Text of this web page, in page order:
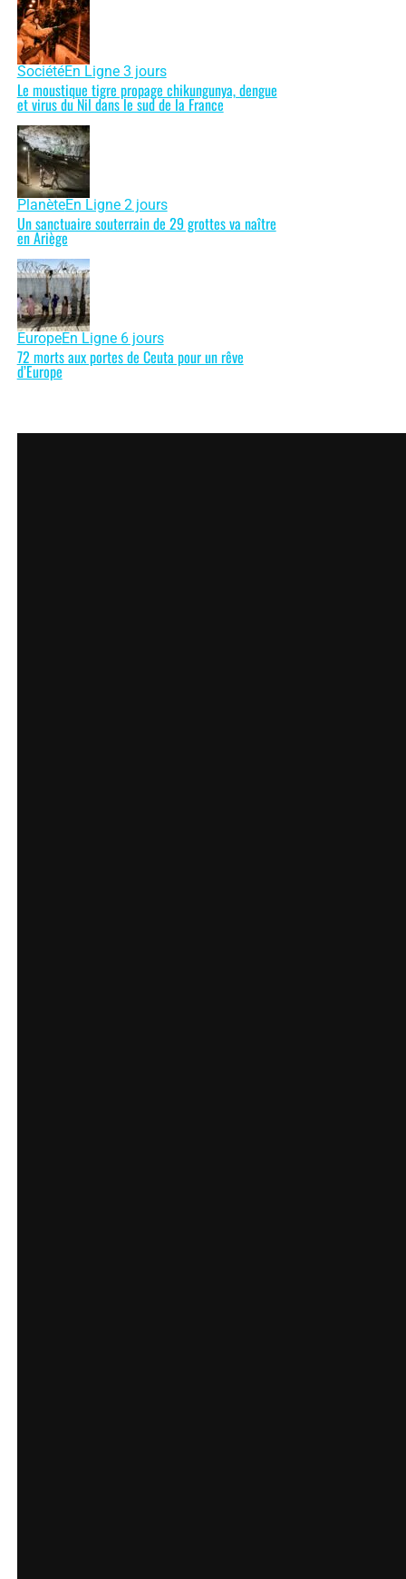
SociétéEn Ligne 3 jours
Le moustique tigre propage chikungunya, dengue
et virus du Nil dans le sud de la France
PlanèteEn Ligne 2 jours
Un sanctuaire souterrain de 29 grottes va naître
en Ariège
EuropeEn Ligne 6 jours
72 morts aux portes de Ceuta pour un rêve
d’Europe